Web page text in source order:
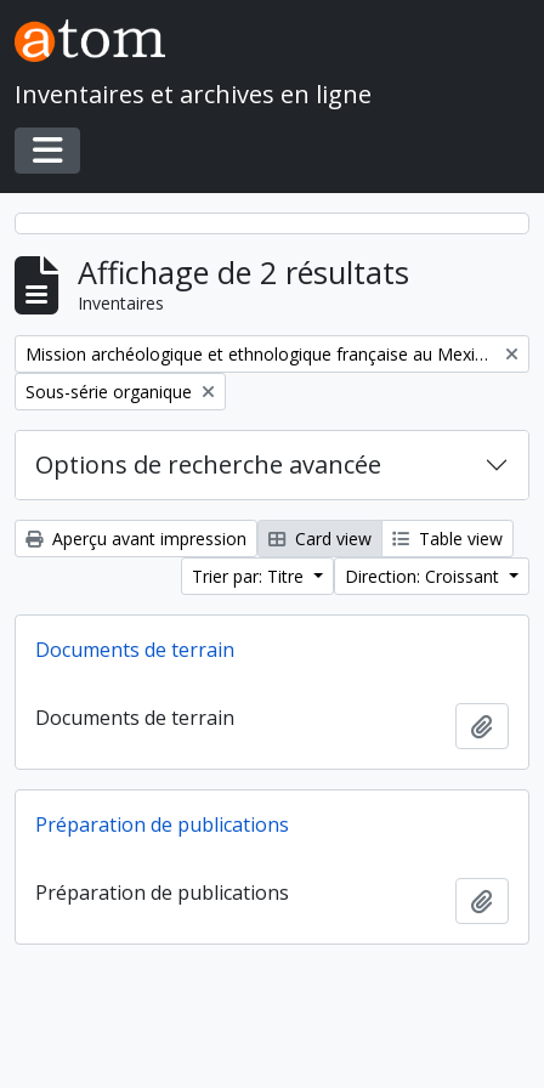
Skip to main content
Inventaires et archives en ligne
Toggle navigation
Affichage de 2 résultats
Inventaires
Remove filter:
Mission archéologique et ethnologique française au Mexique
Remove filter:
Sous-série organique
Options de recherche avancée
Aperçu avant impression Card view
Table view
Trier par: Titre
Direction: Croissant
Documents de terrain
Documents de terrain
Préparation de publications
Préparation de publications